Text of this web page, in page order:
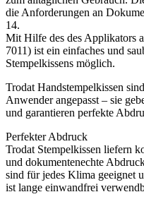
die Anforderungen an
14.
Mit Hilfe des des Applikators
7011) ist ein einfaches und
Stempelkissens möglich.
Trodat Handstempelkissen
Anwender angepasst – sie
und garantieren perfekte
Perfekter Abdruck
Trodat Stempelkissen liefern
und dokumentenechte
sind für jedes Klima geeignet
ist lange einwandfrei